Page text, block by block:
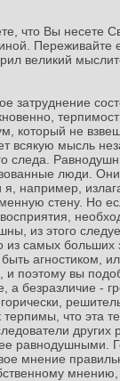
что Вы несете
Переживайте
великий
затруднение
который не
всякую мысль
следа.
люди.
я, например,
стену. Но
из этого
самых больших
агностиком,
и поэтому вы
а безразличие -
что эта
равнодушными.
мнение